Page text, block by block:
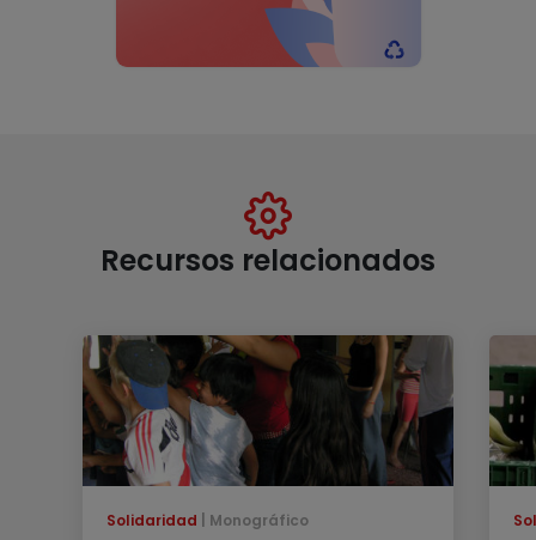
Recursos relacionados
Solidaridad Monográfico